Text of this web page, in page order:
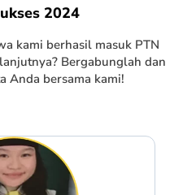
2024
kami berhasil masuk PTN
Bergabunglah dan
Anda bersama kami!